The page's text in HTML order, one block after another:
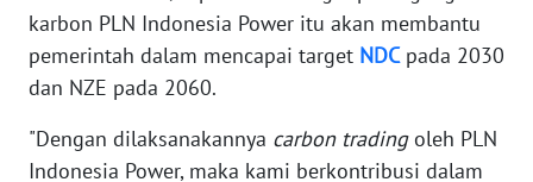
karbon PLN Indonesia Power itu akan membantu
pemerintah dalam mencapai target NDCpada 2030
dan NZE pada 2060.
"Dengan dilaksanakannya carbon tradingoleh PLN
Indonesia Power, maka kami berkontribusi dalam
WN
KALBAR
WN
KALTENG